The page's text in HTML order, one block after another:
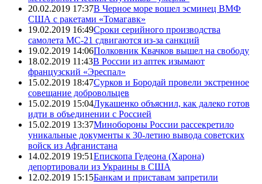
20.02.2019 17:37В Черное море вошел эсминец ВМФ
США с ракетами «Томагавк»
19.02.2019 16:49Сроки серийного производства
самолета МС-21 сдвигаются из-за санкций
19.02.2019 14:06Полковник Квачков вышел на свободу
18.02.2019 11:43В России из аптек изымают
французский «Эреспал»
15.02.2019 18:47Сурков и Бородай провели экстренное
совещание добровольцев
15.02.2019 15:04Лукашенко объяснил, как далеко готов
идти в объединении с Россией
15.02.2019 13:37Минобороны России рассекретило
уникальные документы к 30-летию вывода советских
войск из Афганистана
14.02.2019 19:51Епископа Гедеона (Харона)
депортировали из Украины в США
12.02.2019 15:15Банкам и приставам запретили